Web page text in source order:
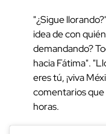
"¿Sigue
idea de con
demandando?
hacia Fátima".
eres tú, ¡viva
comentarios que
horas.